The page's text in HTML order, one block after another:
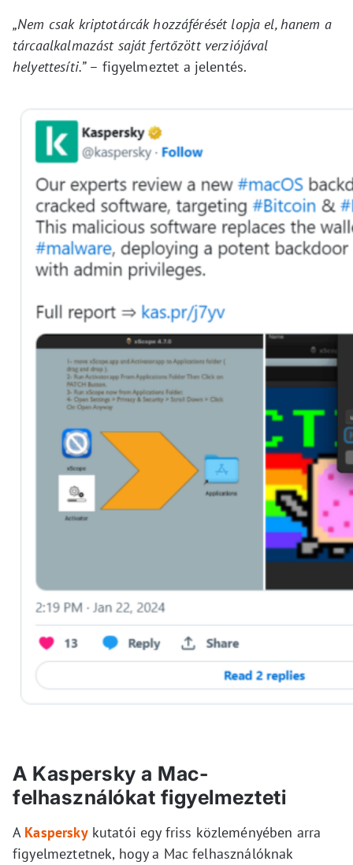
„Nem csak kriptotárcák hozzáférését lopja el, hanem a
tárcaalkalmazást saját fertőzött verziójával
helyettesíti.”– figyelmeztet a jelentés.
A Kaspersky a Mac-
felhasználókat figyelmezteti
A Kasperskykutatói egy friss közleményében arra
figyelmeztetnek, hogy a Mac felhasználóknak